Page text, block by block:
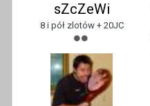
sZcZeWi
8 i pół zlotów + 20JC